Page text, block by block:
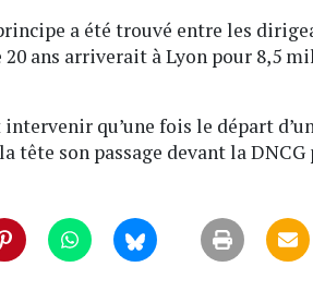
a été trouvé entre les
ans arriverait à Lyon pour 8,5
qu’une fois le départ
tête son passage devant la